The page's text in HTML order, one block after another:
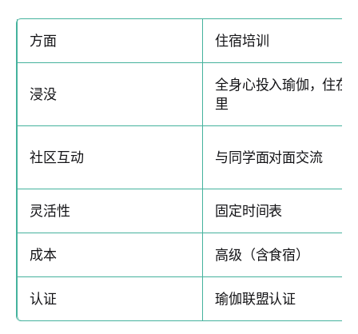
方面 住宿培训
浸没
全身心投入瑜伽，住在
里
社区互动 与同学面对面交流
灵活性 固定时间表
成本 高级（含食宿）
认证 瑜伽联盟认证